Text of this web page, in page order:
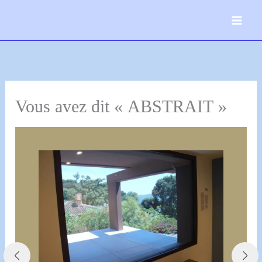
contenu
Vous avez dit « ABSTRAIT »